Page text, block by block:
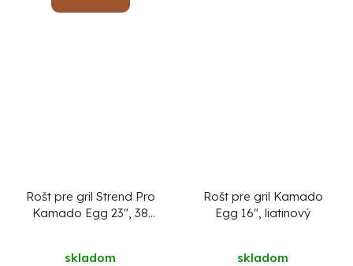
Rošt pre gril Strend Pro
Kamado Egg 23", 38
skladom
Rošt pre gril Kamado
Egg 16", liatinový
skladom